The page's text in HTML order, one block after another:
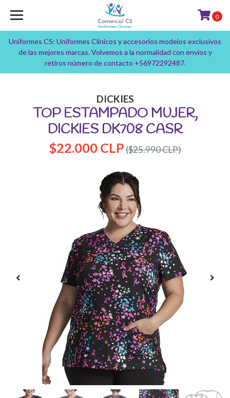
Uniformes CS: Uniformes Clínicos y accesorios modelos exclusivos
de las mejores marcas. Volvemos a la normalidad con envíos y
retiros número de contacto +56972292487.
0
DICKIES
TOP ESTAMPADO MUJER,
DICKIES DK708 CASR
$22.000 CLP($25.990 CLP)